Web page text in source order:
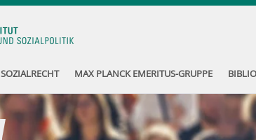
SOZIALRECHT MAX PLANCK EMERITUS-GRUPPE